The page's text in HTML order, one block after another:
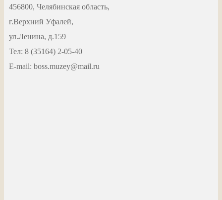
456800, Челябинская область,
г.Верхний Уфалей,
ул.Ленина, д.159
Тел: 8 (35164) 2-05-40
Е-mail: boss.muzey@mail.ru